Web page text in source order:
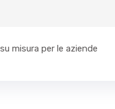
misura per le aziende